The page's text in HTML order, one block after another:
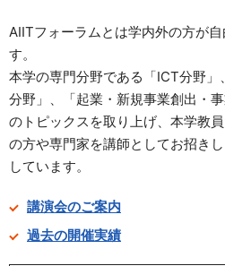
入学案
受験生・社会
企業の方
修了生の方
AIITフォーラムとは学内外の方が
す。
本学の専門分野である「ICT分野
分野」、「起業・新規事業創出・
のトピックスを取り上げ、本学教
の方や専門家を講師としてお招き
しています。
講演会のご案内
過去の開催実績